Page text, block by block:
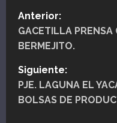
N
a
v
e
Anterior:
GACETILLA PRENSA
BERMEJITO.
Siguiente:
PJE. LAGUNA EL
BOLSAS DE